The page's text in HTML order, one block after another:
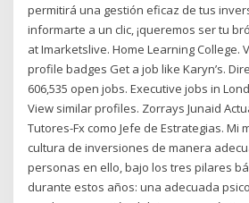
permitirá una gestión eficaz de tus
informarte a un clic, ¡queremos ser tu
at Imarketslive. Home Learning College.
profile badges Get a job like Karyn’s.
606,535 open jobs. Executive jobs in
View similar profiles. Zorrays Junaid
Tutores-Fx como Jefe de Estrategias. Mi
cultura de inversiones de manera
personas en ello, bajo los tres pilares
durante estos años: una adecuada